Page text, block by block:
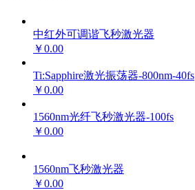
中红外可调谐飞秒激光器
￥0.00
Ti:Sapphire激光振荡器-800nm-40fs
￥0.00
1560nm光纤飞秒激光器-100fs
￥0.00
1560nm飞秒激光器
￥0.00